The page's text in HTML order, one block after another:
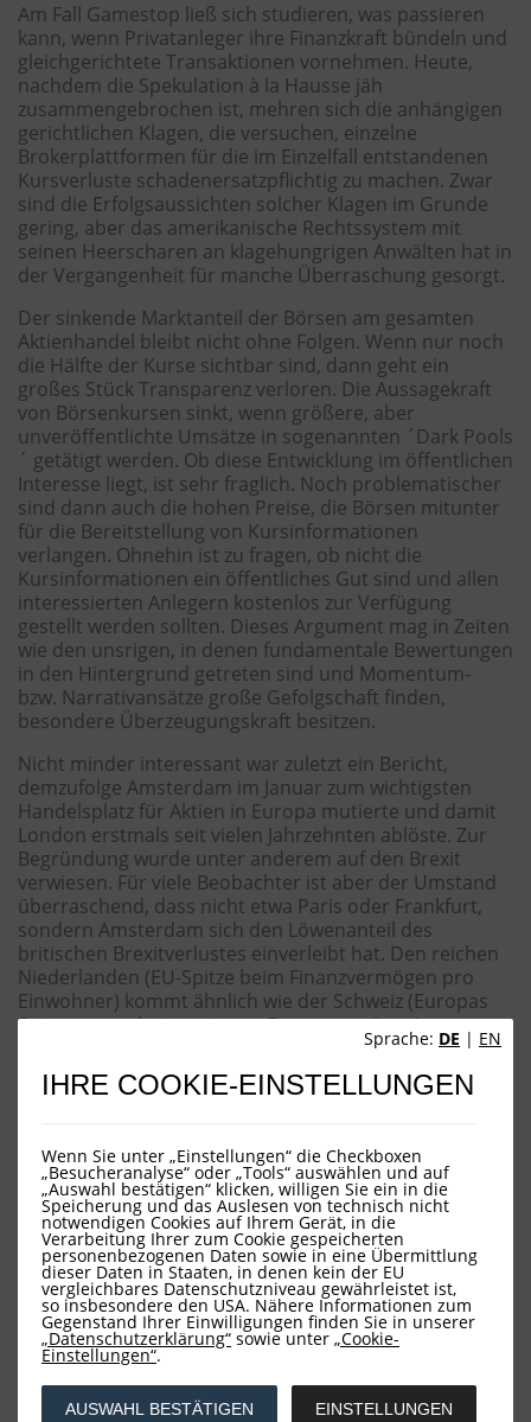
Sprache: DE | EN
IHRE COOKIE-EINSTELLUNGEN
Wenn Sie unter „Einstellungen“ die Checkboxen
„Besucheranalyse“ oder „Tools“ auswählen und auf
„Auswahl bestätigen“ klicken, willigen Sie ein in die
Speicherung und das Auslesen von technisch nicht
notwendigen Cookies auf Ihrem Gerät, in die
Verarbeitung Ihrer zum Cookie gespeicherten
personenbezogenen Daten sowie in eine Übermittlung
dieser Daten in Staaten, in denen kein der EU
vergleichbares Datenschutzniveau gewährleistet ist,
so insbesondere den USA. Nähere Informationen zum
Gegenstand Ihrer Einwilligungen finden Sie in unserer
„Datenschutzerklärung“ sowie unter „Cookie-
Einstellungen“.
AUSWAHL BESTÄTIGEN EINSTELLUNGEN
Am Fall Gamestop ließ sich studieren, was passieren
kann, wenn Privatanleger ihre Finanzkraft bündeln und
gleichgerichtete Transaktionen vornehmen. Heute,
nachdem die Spekulation à la Hausse jäh
zusammengebrochen ist, mehren sich die anhängigen
gerichtlichen Klagen, die versuchen, einzelne
Brokerplattformen für die im Einzelfall entstandenen
Kursverluste schadenersatzpflichtig zu machen. Zwar
sind die Erfolgsaussichten solcher Klagen im Grunde
gering, aber das amerikanische Rechtssystem mit
seinen Heerscharen an klagehungrigen Anwälten hat in
der Vergangenheit für manche Überraschung gesorgt.
Der sinkende Marktanteil der Börsen am gesamten
Aktienhandel bleibt nicht ohne Folgen. Wenn nur noch
die Hälfte der Kurse sichtbar sind, dann geht ein
großes Stück Transparenz verloren. Die Aussagekraft
von Börsenkursen sinkt, wenn größere, aber
unveröffentlichte Umsätze in sogenannten ´Dark Pools
´ getätigt werden. Ob diese Entwicklung im öffentlichen
Interesse liegt, ist sehr fraglich. Noch problematischer
sind dann auch die hohen Preise, die Börsen mitunter
für die Bereitstellung von Kursinformationen
verlangen. Ohnehin ist zu fragen, ob nicht die
Kursinformationen ein öffentliches Gut sind und allen
interessierten Anlegern kostenlos zur Verfügung
gestellt werden sollten. Dieses Argument mag in Zeiten
wie den unsrigen, in denen fundamentale Bewertungen
in den Hintergrund getreten sind und Momentum-
bzw. Narrativansätze große Gefolgschaft finden,
besondere Überzeugungskraft besitzen.
Nicht minder interessant war zuletzt ein Bericht,
demzufolge Amsterdam im Januar zum wichtigsten
Handelsplatz für Aktien in Europa mutierte und damit
London erstmals seit vielen Jahrzehnten ablöste. Zur
Begründung wurde unter anderem auf den Brexit
verwiesen. Für viele Beobachter ist aber der Umstand
überraschend, dass nicht etwa Paris oder Frankfurt,
sondern Amsterdam sich den Löwenanteil des
britischen Brexitverlustes einverleibt hat. Den reichen
Niederlanden (EU-Spitze beim Finanzvermögen pro
Einwohner) kommt ähnlich wie der Schweiz (Europas
Spitzenreiter beim privaten Finanzvermögen) zugute,
dass ihr Land über eine traditionell starke Aktienkultur
verfügt, was man über Deutschland bekanntlich nicht
sagen kann. Während in Deutschland der
Steuerzuschuss den Hauptteil der Altersvorsorge
darstellt, spielt in unserem Nachbarland die
betriebliche und private Altersversorge durch
Investitionen am Aktienmarkt eine wesentlich größere
Rolle. Zudem sollte nicht unerwähnt bleiben, dass die
Amsterdamer Börse als älteste Effektenbörse der Welt
gilt. Und es ist keineswegs nur die Amsterdamer Börse,
die vom Brexit profitiert. Zahlreiche amerikanische
Finanzadressen - die Ansiedlung der amerikanischen
CBOE Europe in Amsterdam hatte 2019 für Aufsehen
gesorgt - haben die Niederlande als Lokation für ihre
Europageschäfte gewählt. Dabei haben dem